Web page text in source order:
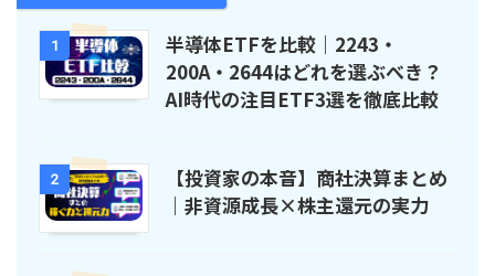
1
半導体ETFを比較｜2243・
200A・2644はどれを選ぶべき？
AI時代の注目ETF3選を徹底比較
2
【投資家の本音】商社決算まとめ
｜非資源成長×株主還元の実力